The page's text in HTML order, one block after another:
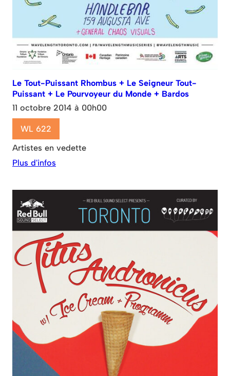
Le Tout-Puissant Rhombus + Le Seigneur Tout-
Puissant + Le Pourvoyeur du Monde + Bardos
11 octobre 2014 à 00h00
WL 622
Artistes en vedette
Plus d'infos